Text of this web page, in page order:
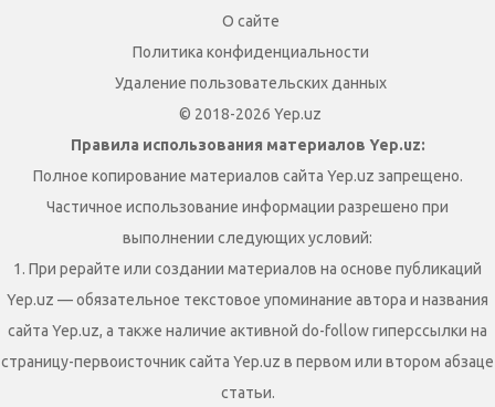
О сайте
Политика конфиденциальности
Удаление пользовательских данных
© 2018-2026 Yep.uz
Правила использования материалов Yep.uz:
Полное копирование материалов сайта Yep.uz запрещено.
Частичное использование информации разрешено при
выполнении следующих условий:
1. При рерайте или создании материалов на основе публикаций
Yep.uz — обязательное текстовое упоминание автора и названия
сайта Yep.uz, а также наличие активной do-follow гиперссылки на
страницу-первоисточник сайта Yep.uz в первом или втором абзаце
статьи.